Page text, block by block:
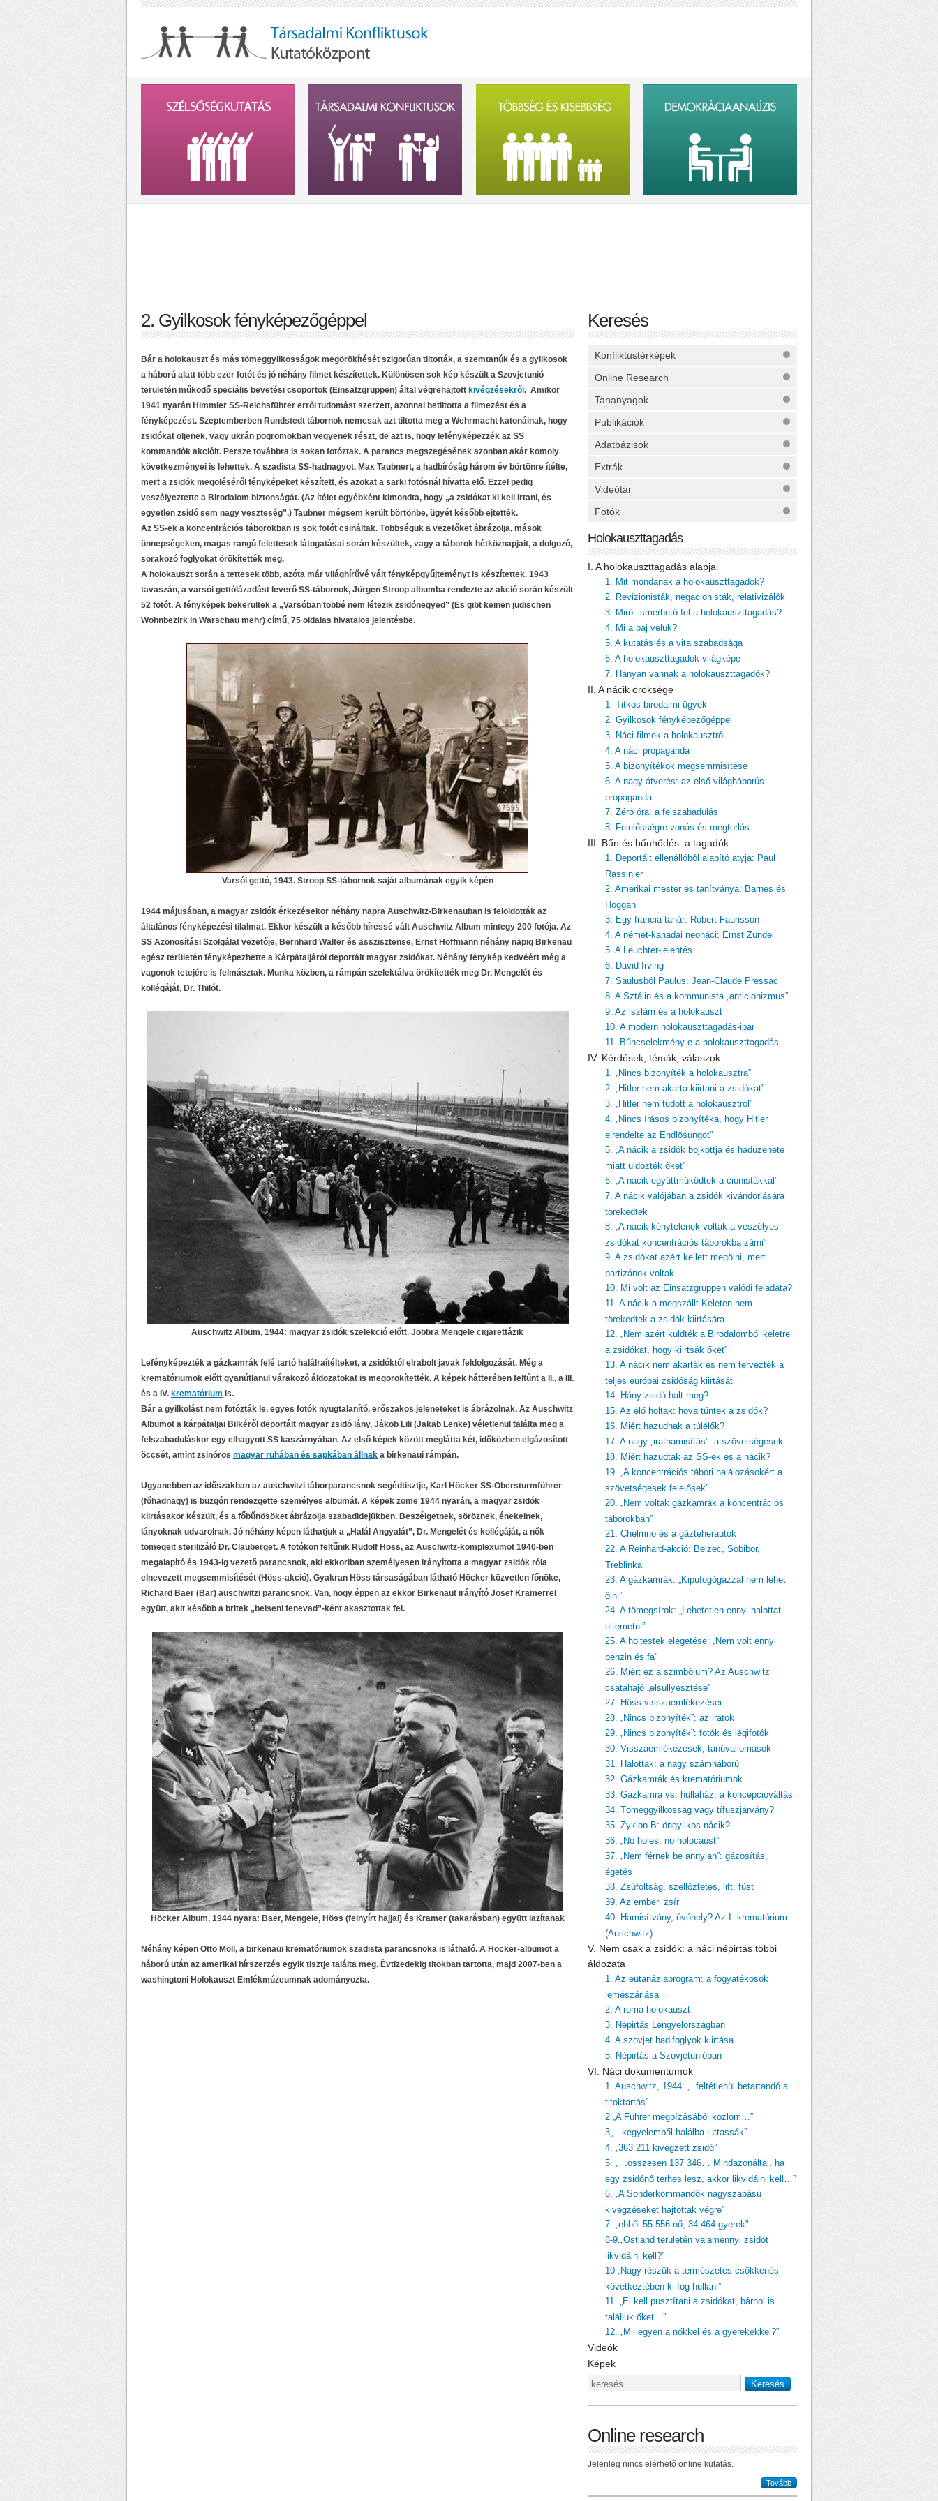
2. Gyilkosok fényképezőgéppel
Bár a holokauszt és más tömeggyilkosságok megörökítését szigorúan tiltották, a szemtanúk és a gyilkosok
a háború alatt több ezer fotót és jó néhány filmet készítettek. Különösen sok kép készült a Szovjetunió
területén működő speciális bevetési csoportok (Einsatzgruppen) által végrehajtott kivégzésekről . Amikor
1941 nyarán Himmler SS-Reichsführer erről tudomást szerzett, azonnal betiltotta a filmezést és a
fényképezést. Szeptemberben Rundstedt tábornok nemcsak azt tiltotta meg a Wehrmacht katonáinak, hogy
zsidókat öljenek, vagy ukrán pogromokban vegyenek részt, de azt is, hogy lefényképezzék az SS
kommandók akcióit. Persze továbbra is sokan fotóztak. A parancs megszegésének azonban akár komoly
következményei is lehettek. A szadista SS-hadnagyot, Max Taubnert, a hadbíróság három év börtönre ítélte,
mert a zsidók megöléséről fényképeket készített, és azokat a sarki fotósnál hívatta elő. Ezzel pedig
veszélyeztette a Birodalom biztonságát. (Az ítélet egyébként kimondta, hogy „a zsidókat ki kell irtani, és
egyetlen zsidó sem nagy veszteség”.) Taubner mégsem került börtönbe, ügyét később ejtették.
Az SS-ek a koncentrációs táborokban is sok fotót csináltak. Többségük a vezetőket ábrázolja, mások
ünnepségeken, magas rangú felettesek látogatásai során készültek, vagy a táborok hétköznapjait, a dolgozó,
sorakozó foglyokat örökítették meg.
A holokauszt során a tettesek több, azóta már világhírűvé vált fényképgyűjteményt is készítettek. 1943
tavaszán, a varsói gettólázadást leverő SS-tábornok, Jürgen Stroop albumba rendezte az akció során készült
52 fotót. A fényképek bekerültek a „Varsóban többé nem létezik zsidónegyed” (Es gibt keinen jüdischen
Wohnbezirk in Warschau mehr) című, 75 oldalas hivatalos jelentésbe.
Varsói gettó, 1943. Stroop SS-tábornok saját albumának egyik képén
1944 májusában, a magyar zsidók érkezésekor néhány napra Auschwitz-Birkenauban is feloldották az
általános fényképezési tilalmat. Ekkor készült a később híressé vált Auschwitz Album mintegy 200 fotója. Az
SS Azonosítási Szolgálat vezetője, Bernhard Walter és asszisztense, Ernst Hoffmann néhány napig Birkenau
egész területén fényképezhette a Kárpátaljáról deportált magyar zsidókat. Néhány fénykép kedvéért még a
vagonok tetejére is felmásztak. Munka közben, a rámpán szelektálva örökítették meg Dr. Mengelét és
kollégáját, Dr. Thilót.
Auschwitz Album, 1944: magyar zsidók szelekció előtt. Jobbra Mengele cigarettázik
Lefényképezték a gázkamrák felé tartó halálraítélteket, a zsidóktól elrabolt javak feldolgozását. Még a
krematóriumok előtt gyanútlanul várakozó áldozatokat is megörökítették. A képek hátterében feltűnt a II., a III.
és a IV. krematórium is.
Bár a gyilkolást nem fotózták le, egyes fotók nyugtalanító, erőszakos jeleneteket is ábrázolnak. Az Auschwitz
Albumot a kárpátaljai Bilkéről deportált magyar zsidó lány, Jákob Lili (Jakab Lenke) véletlenül találta meg a
felszabaduláskor egy elhagyott SS kaszárnyában. Az első képek között meglátta két, időközben elgázosított
öccsét, amint zsinóros magyar ruhában és sapkában állnak a birkenaui rámpán.
Ugyanebben az időszakban az auschwitzi táborparancsnok segédtisztje, Karl Höcker SS-Obersturmführer
(főhadnagy) is buzgón rendezgette személyes albumát. A képek zöme 1944 nyarán, a magyar zsidók
kiirtásakor készült, és a főbűnösöket ábrázolja szabadidejükben. Beszélgetnek, söröznek, énekelnek,
lányoknak udvarolnak. Jó néhány képen láthatjuk a „Halál Angyalát”, Dr. Mengelét és kollégáját, a nők
tömegeit sterilizáló Dr. Clauberget. A fotókon feltűnik Rudolf Höss, az Auschwitz-komplexumot 1940-ben
megalapító és 1943-ig vezető parancsnok, aki ekkoriban személyesen irányította a magyar zsidók róla
elnevezett megsemmisítését (Höss-akció). Gyakran Höss társaságában látható Höcker közvetlen főnöke,
Richard Baer (Bär) auschwitzi parancsnok. Van, hogy éppen az ekkor Birkenaut irányító Josef Kramerrel
együtt, akit később a britek „belseni fenevad”-ként akasztottak fel.
Höcker Album, 1944 nyara: Baer, Mengele, Höss (felnyírt hajjal) és Kramer (takarásban) együtt lazítanak
Néhány képen Otto Moll, a birkenaui krematóriumok szadista parancsnoka is látható. A Höcker-albumot a
háború után az amerikai hírszerzés egyik tisztje találta meg. Évtizedekig titokban tartotta, majd 2007-ben a
washingtoni Holokauszt Emlékmúzeumnak adományozta.
Keresés
Konfliktustérképek
Online Research
Tananyagok
Publikációk
Adatbázisok
Extrák
Videótár
Fotók
Holokauszttagadás
I. A holokauszttagadás alapjai
1. Mit mondanak a holokauszttagadók?
2. Revizionisták, negacionisták, relativizálók
3. Miről ismerhető fel a holokauszttagadás?
4. Mi a baj velük?
5. A kutatás és a vita szabadsága
6. A holokauszttagadók világképe
7. Hányan vannak a holokauszttagadók?
II. A nácik öröksége
1. Titkos birodalmi ügyek
2. Gyilkosok fényképezőgéppel
3. Náci filmek a holokausztról
4. A náci propaganda
5. A bizonyítékok megsemmisítése
6. A nagy átverés: az első világháborús
propaganda
7. Zéró óra: a felszabadulás
8. Felelősségre vonás és megtorlás
III. Bűn és bűnhődés: a tagadók
1. Deportált ellenállóból alapító atyja: Paul
Rassinier
2. Amerikai mester és tanítványa: Barnes és
Hoggan
3. Egy francia tanár: Robert Faurisson
4. A német-kanadai neonáci: Ernst Zündel
5. A Leuchter-jelentés
6. David Irving
7. Saulusból Paulus: Jean-Claude Pressac
8. A Sztálin és a kommunista „anticionizmus”
9. Az iszlám és a holokauszt
10. A modern holokauszttagadás-ipar
11. Bűncselekmény-e a holokauszttagadás
IV. Kérdések, témák, válaszok
1. „Nincs bizonyíték a holokausztra”
2. „Hitler nem akarta kiirtani a zsidókat”
3. „Hitler nem tudott a holokausztról”
4. „Nincs írásos bizonyítéka, hogy Hitler
elrendelte az Endlösungot”
5. „A nácik a zsidók bojkottja és hadüzenete
miatt üldözték őket”
6. „A nácik együttműködtek a cionistákkal”
7. A nácik valójában a zsidók kivándorlására
törekedtek
8. „A nácik kénytelenek voltak a veszélyes
zsidókat koncentrációs táborokba zárni”
9. A zsidókat azért kellett megölni, mert
partizánok voltak
10. Mi volt az Einsatzgruppen valódi feladata?
11. A nácik a megszállt Keleten nem
törekedtek a zsidók kiirtására
12. „Nem azért küldték a Birodalomból keletre
a zsidókat, hogy kiirtsák őket”
13. A nácik nem akarták és nem tervezték a
teljes európai zsidóság kiirtását
14. Hány zsidó halt meg?
15. Az élő holtak: hova tűntek a zsidók?
16. Miért hazudnak a túlélők?
17. A nagy „irathamisítás”: a szövetségesek
18. Miért hazudtak az SS-ek és a nácik?
19. „A koncentrációs tábori halálozásokért a
szövetségesek felelősek”
20. „Nem voltak gázkamrák a koncentrációs
táborokban”
21. Chelmno és a gázteherautók
22. A Reinhard-akció: Belzec, Sobibor,
Treblinka
23. A gázkamrák: „Kipufogógázzal nem lehet
ölni”
24. A tömegsírok: „Lehetetlen ennyi halottat
eltemetni”
25. A holtestek elégetése: „Nem volt ennyi
benzin és fa”
26. Miért ez a szimbólum? Az Auschwitz
csatahajó „elsüllyesztése”
27. Höss visszaemlékezései
28. „Nincs bizonyíték”: az iratok
29. „Nincs bizonyíték”: fotók és légifotók
30. Visszaemlékezések, tanúvallomások
31. Halottak: a nagy számháború
32. Gázkamrák és krematóriumok
33. Gázkamra vs. hullaház: a koncepcióváltás
34. Tömeggyilkosság vagy tífuszjárvány?
35. Zyklon-B: öngyilkos nácik?
36. „No holes, no holocaust”
37. „Nem férnek be annyian”: gázosítás,
égetés
38. Zsúfoltság, szellőztetés, lift, füst
39. Az emberi zsír
40. Hamisítvány, óvóhely? Az I. krematórium
(Auschwitz)
V. Nem csak a zsidók: a náci népirtás többi
áldozata
1. Az eutanáziaprogram: a fogyatékosok
lemészárlása
2. A roma holokauszt
3. Népirtás Lengyelországban
4. A szovjet hadifoglyok kiirtása
5. Népirtás a Szovjetunióban
VI. Náci dokumentumok
1. Auschwitz, 1944: „..feltétlenül betartandó a
titoktartás”
2 „A Führer megbízásából közlöm…”
3„…kegyelemből halálba juttassák”
4. „363 211 kivégzett zsidó”
5. „…összesen 137 346… Mindazonáltal, ha
egy zsidónő terhes lesz, akkor likvidálni kell…”
6. „A Sonderkommandók nagyszabású
kivégzéseket hajtottak végre”
7. „ebből 55 556 nő, 34 464 gyerek”
8-9.„Ostland területén valamennyi zsidót
likvidálni kell?”
10 „Nagy részük a természetes csökkenés
következtében ki fog hullani”
11. „El kell pusztítani a zsidókat, bárhol is
találjuk őket…”
12. „Mi legyen a nőkkel és a gyerekekkel?”
Videók
Képek
Online research
Jelenleg nincs elérhető online kutatás.
Tovább